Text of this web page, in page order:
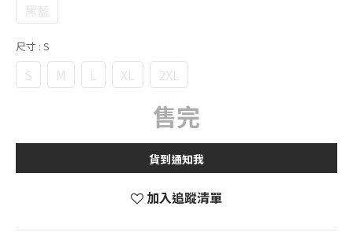
黑藍
尺寸 : S
S M L XL 2XL
售完
貨到通知我
加入追蹤清單